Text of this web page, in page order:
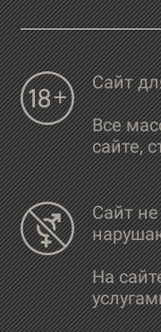
Сайт
Все
сайте,
Сайт
На